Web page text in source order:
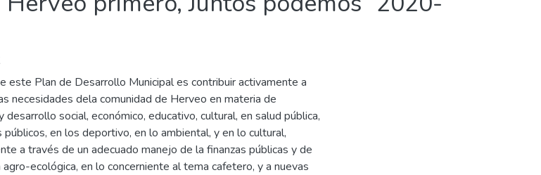
este Plan de Desarrollo Municipal es contribuir activamente a
necesidades dela comunidad de Herveo en materia de
desarrollo social, económico, educativo, cultural, en salud pública,
públicos, en los deportivo, en lo ambiental, y en lo cultural,
a través de un adecuado manejo de la finanzas públicas y de
agro-ecológica, en lo concerniente al tema cafetero, y a nuevas